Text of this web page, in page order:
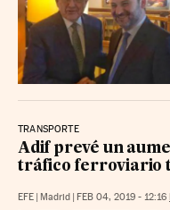
TRANSPORTE
Adif prevé un
tráfico ferroviario
EFE Madrid FEB 04, 2019 - 12:16